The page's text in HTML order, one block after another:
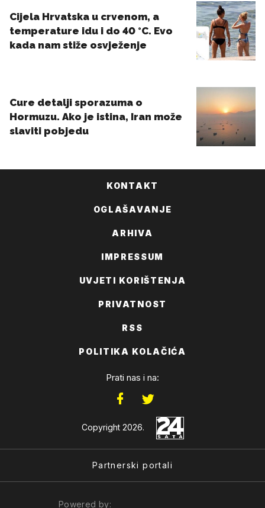
KONTAKT
OGLAŠAVANJE
ARHIVA
IMPRESSUM
UVJETI KORIŠTENJA
PRIVATNOST
RSS
POLITIKA KOLAČIĆA
Prati nas i na:
Copyright 2026.
Partnerski portali
Powered by: